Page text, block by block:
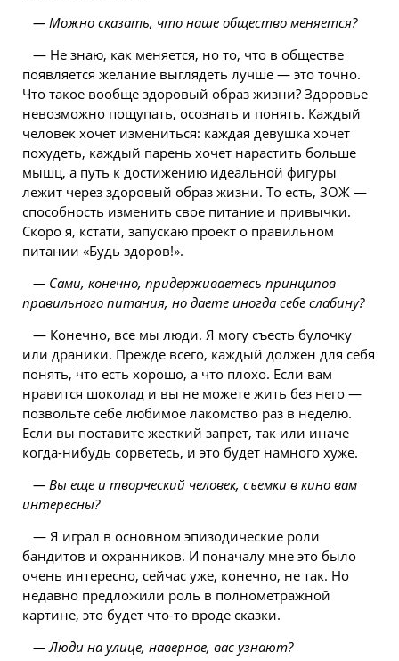
— Можно сказать, что наше общество меняется?
— Не знаю, как меняется, но то, что в обществе
появляется желание выглядеть лучше — это точно.
Что такое вообще здоровый образ жизни? Здоровье
невозможно пощупать, осознать и понять. Каждый
человек хочет измениться: каждая девушка хочет
похудеть, каждый парень хочет нарастить больше
мышц, а путь к достижению идеальной фигуры
лежит через здоровый образ жизни. То есть, ЗОЖ —
способность изменить свое питание и привычки.
Скоро я, кстати, запускаю проект о правильном
питании «Будь здоров!».
— Сами, конечно, придерживаетесь принципов
правильного питания, но даете иногда себе слабину?
— Конечно, все мы люди. Я могу съесть булочку
или драники. Прежде всего, каждый должен для себя
понять, что есть хорошо, а что плохо. Если вам
нравится шоколад и вы не можете жить без него —
позвольте себе любимое лакомство раз в неделю.
Если вы поставите жесткий запрет, так или иначе
когда-нибудь сорветесь, и это будет намного хуже.
— Вы еще и творческий человек, съемки в кино вам
интересны?
— Я играл в основном эпизодические роли
бандитов и охранников. И поначалу мне это было
очень интересно, сейчас уже, конечно, не так. Но
недавно предложили роль в полнометражной
картине, это будет что-то вроде сказки.
— Люди на улице, наверное, вас узнают?